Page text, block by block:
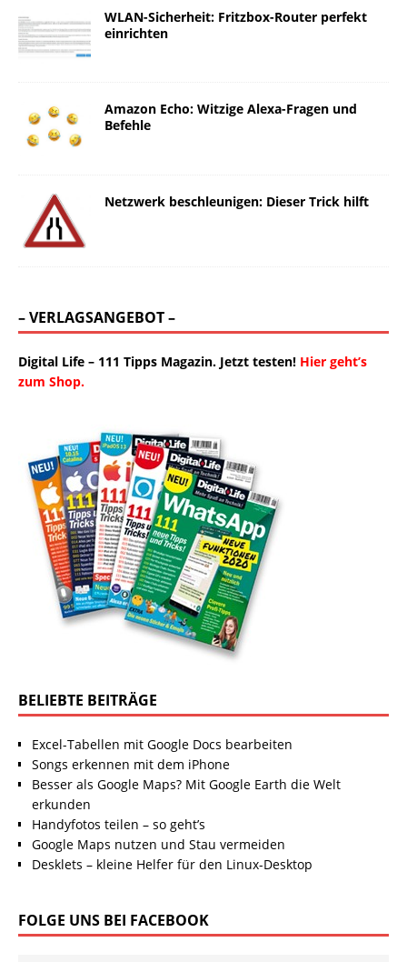
WLAN-Sicherheit: Fritzbox-Router perfekt
einrichten
Amazon Echo: Witzige Alexa-Fragen und
Befehle
Netzwerk beschleunigen: Dieser Trick hilft
– VERLAGSANGEBOT –
Digital Life – 111 Tipps Magazin. Jetzt testen! Hier geht’s
zum Shop.
BELIEBTE BEITRÄGE
Excel-Tabellen mit Google Docs bearbeiten
Songs erkennen mit dem iPhone
Besser als Google Maps? Mit Google Earth die Welt
erkunden
Handyfotos teilen – so geht’s
Google Maps nutzen und Stau vermeiden
Desklets – kleine Helfer für den Linux-Desktop
FOLGE UNS BEI FACEBOOK